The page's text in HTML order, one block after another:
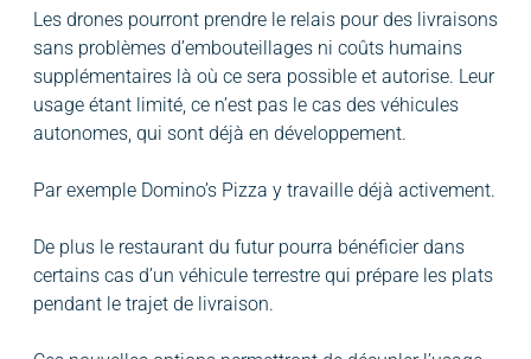
Les drones pourront prendre le relais pour des livraisons
sans problèmes d’embouteillages ni coûts humains
supplémentaires là où ce sera possible et autorise. Leur
usage étant limité, ce n’est pas le cas des véhicules
autonomes, qui sont déjà en développement.
Par exemple Domino’s Pizza y travaille déjà activement.
De plus le restaurant du futur pourra bénéficier dans
certains cas d’un véhicule terrestre qui prépare les plats
pendant le trajet de livraison.